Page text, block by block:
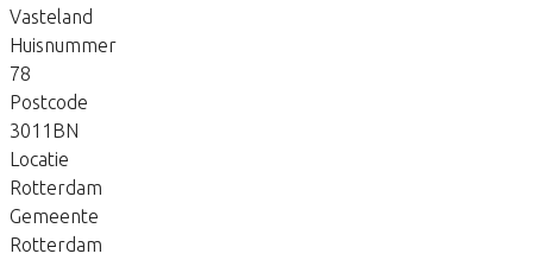
Vasteland
Huisnummer
78
Postcode
3011BN
Locatie
Rotterdam
Gemeente
Rotterdam